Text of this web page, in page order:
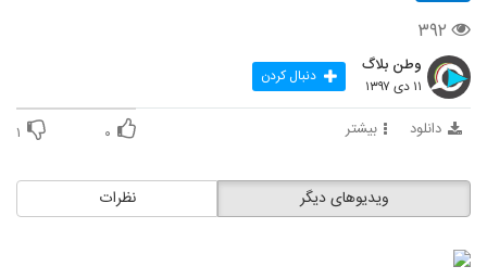
۳۹۲
وطن بلاگ
۱۱ دی ۱۳۹۷ دنبال کردن
دانلود بیشتر ۰ ۱
نظرات ویدیوهای دیگر